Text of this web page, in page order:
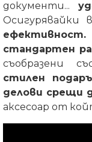
документи...
Осигурявайки
стандартен
съобразени
стилен
делови срещи
аксесоар от